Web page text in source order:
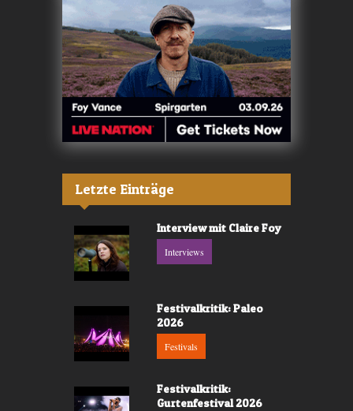
Letzte Einträge
Interview mit Claire Foy
Interviews
Festivalkritik: Paleo
2026
Festivals
Festivalkritik:
Gurtenfestival 2026